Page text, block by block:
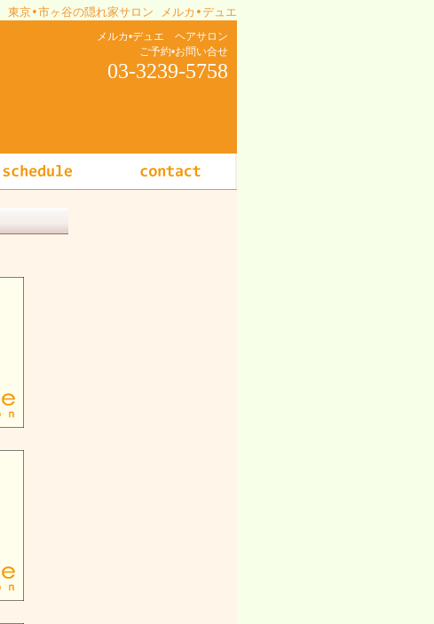
東京•市ヶ谷の隠れ家サロン メルカ•デュエ
メルカ•デュエ ヘアサロン
ご予約•お問い合せ
03-3239-5758